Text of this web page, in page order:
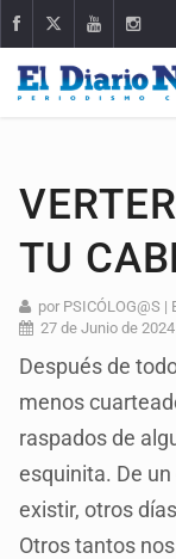
TU
por PSICÓLOG@S
27 de Junio de 2024
Después de
menos
raspados de
esquinita. De
existir, otros
Otros tantos